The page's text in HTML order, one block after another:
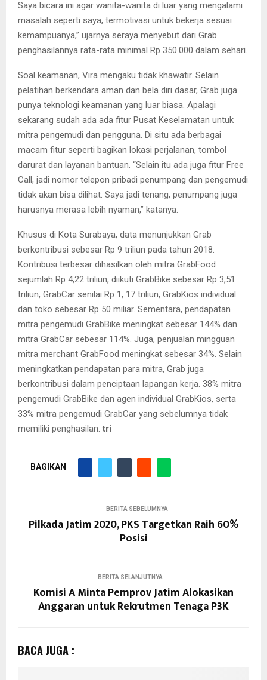
Saya bicara ini agar wanita-wanita di luar yang mengalami
masalah seperti saya, termotivasi untuk bekerja sesuai
kemampuanya,” ujarnya seraya menyebut dari Grab
penghasilannya rata-rata minimal Rp 350.000 dalam sehari.
Soal keamanan, Vira mengaku tidak khawatir. Selain
pelatihan berkendara aman dan bela diri dasar, Grab juga
punya teknologi keamanan yang luar biasa. Apalagi
sekarang sudah ada ada fitur Pusat Keselamatan untuk
mitra pengemudi dan pengguna. Di situ ada berbagai
macam fitur seperti bagikan lokasi perjalanan, tombol
darurat dan layanan bantuan. “Selain itu ada juga fitur Free
Call, jadi nomor telepon pribadi penumpang dan pengemudi
tidak akan bisa dilihat. Saya jadi tenang, penumpang juga
harusnya merasa lebih nyaman,” katanya.
Khusus di Kota Surabaya, data menunjukkan Grab
berkontribusi sebesar Rp 9 triliun pada tahun 2018.
Kontribusi terbesar dihasilkan oleh mitra GrabFood
sejumlah Rp 4,22 triliun, diikuti GrabBike sebesar Rp 3,51
triliun, GrabCar senilai Rp 1, 17 triliun, GrabKios individual
dan toko sebesar Rp 50 miliar. Sementara, pendapatan
mitra pengemudi GrabBike meningkat sebesar 144% dan
mitra GrabCar sebesar 114%. Juga, penjualan mingguan
mitra merchant GrabFood meningkat sebesar 34%. Selain
meningkatkan pendapatan para mitra, Grab juga
berkontribusi dalam penciptaan lapangan kerja. 38% mitra
pengemudi GrabBike dan agen individual GrabKios, serta
33% mitra pengemudi GrabCar yang sebelumnya tidak
memiliki penghasilan. tri
BAGIKAN
BERITA SEBELUMNYA
Pilkada Jatim 2020, PKS Targetkan Raih 60%
Posisi
BERITA SELANJUTNYA
Komisi A Minta Pemprov Jatim Alokasikan
Anggaran untuk Rekrutmen Tenaga P3K
BACA JUGA :